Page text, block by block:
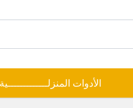
الأدوات المنزلـــــــــــــية